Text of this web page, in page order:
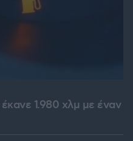
1.980 χλμ με έναν